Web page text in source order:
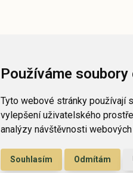
Používáme
Tyto webové stránky používají
vylepšení uživatelského
analýzy návštěvnosti
Souhlasím Odmítám